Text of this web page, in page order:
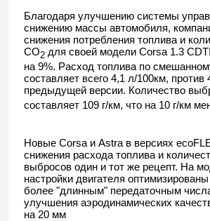
Благодаря улучшению системы
снижению массы автомобиля,
снижения потребления топлива и
CO2 для своей модели Corsa 1.3 CDTI
на 9%. Расход топлива по
составляет всего 4,1 л/100км, против
предыдущей версии. Количество
составляет 109 г/км, что на 10 г/км
Новые Corsa и Astra в версиях
снижения расхода топлива и
выбросов один и тот же рецепт. На
настройки двигателя
более "длинным" передаточным
улучшения аэродинамических
на 20 мм